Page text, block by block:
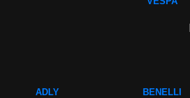
ADLY
BENELLI